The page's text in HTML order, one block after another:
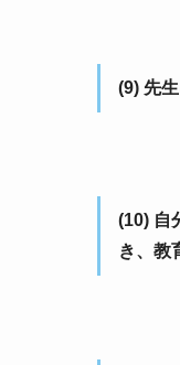
(9) 先
(10) 自
き、教